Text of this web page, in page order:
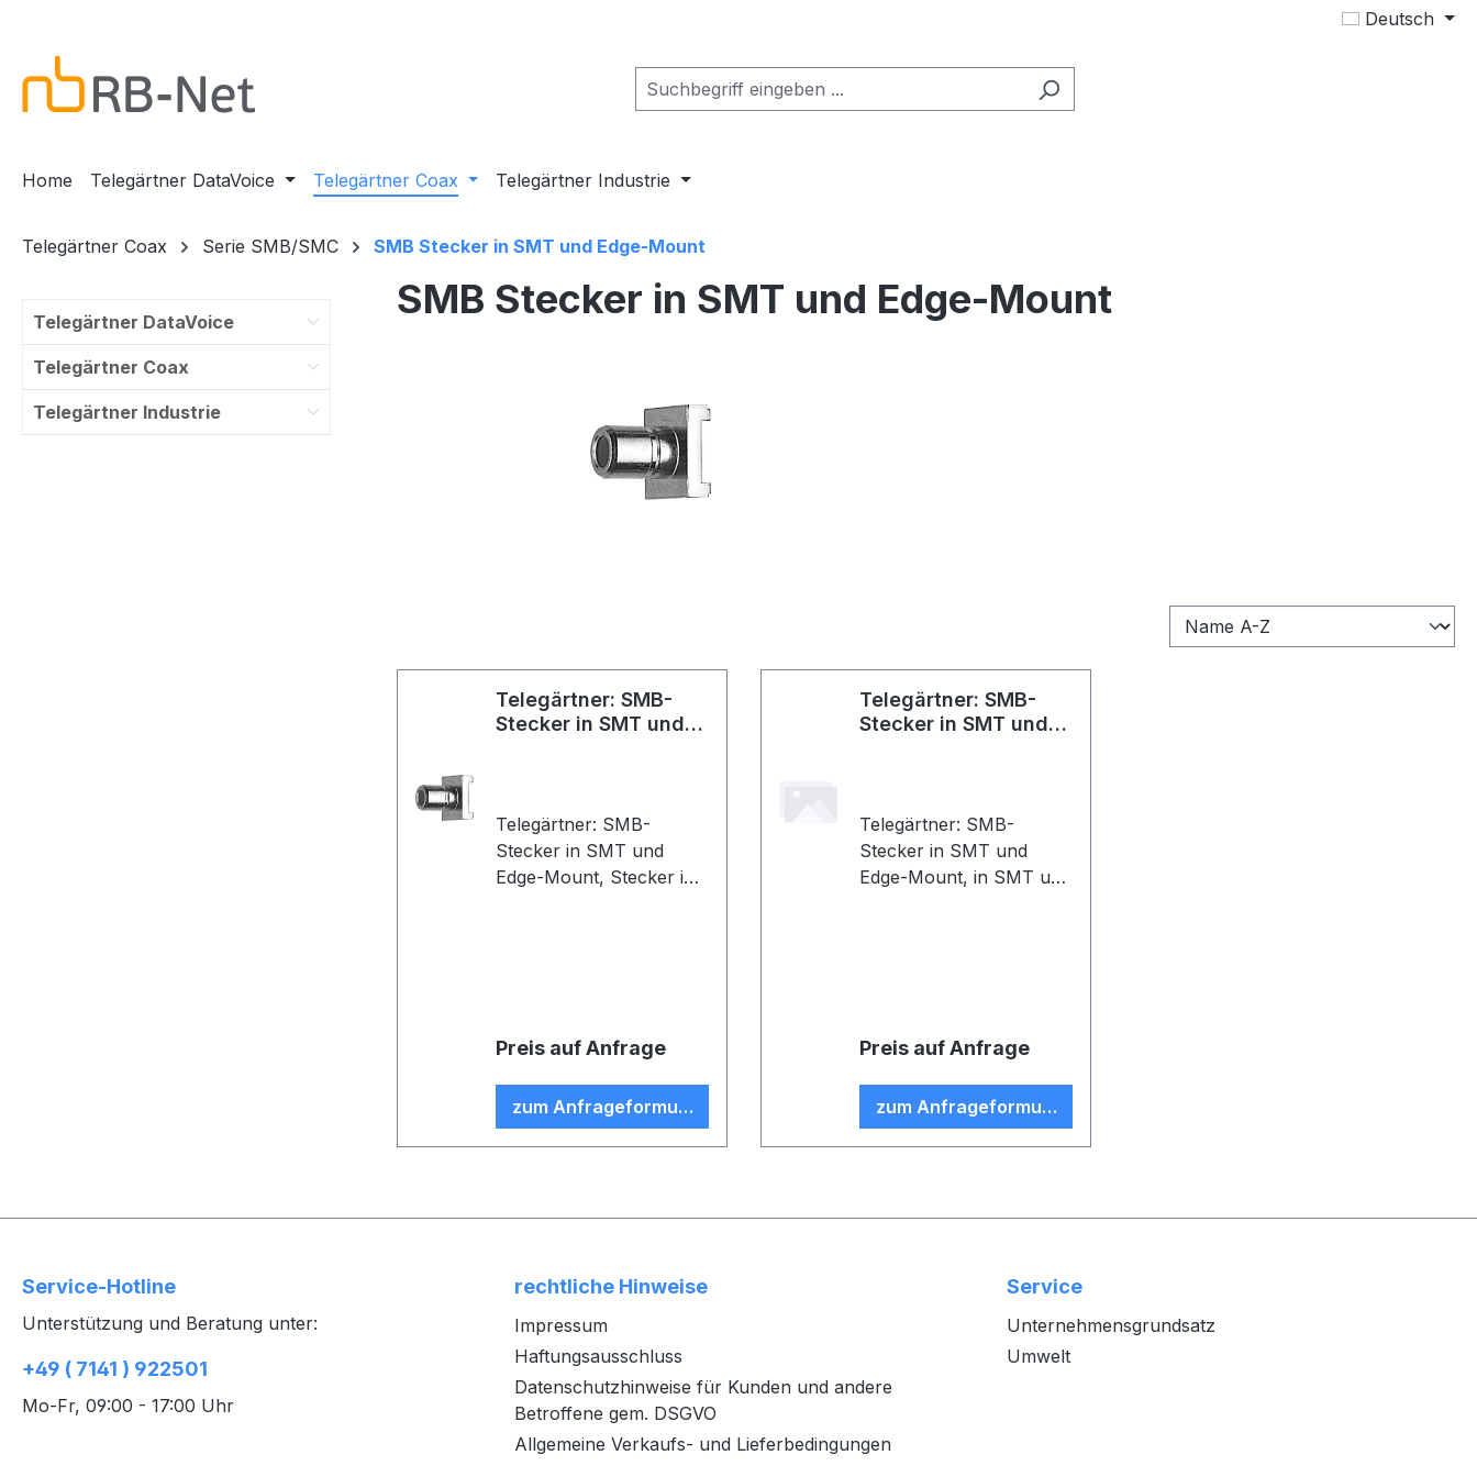
Deutsch
Home Telegärtner DataVoice Telegärtner Coax Telegärtner Industrie
Telegärtner Coax Serie SMB/SMC SMB Stecker in SMT und Edge-Mount
Telegärtner DataVoice
Telegärtner Coax
Telegärtner Industrie
SMB Stecker in SMT und Edge-Mount
Telegärtner: SMB-
Stecker in SMT und
Telegärtner: SMB-
Stecker in SMT und
Edge-Mount, Stecker in
Preis auf Anfrage
zum Anfrageformular
Telegärtner: SMB-
Stecker in SMT und
Telegärtner: SMB-
Stecker in SMT und
Edge-Mount, in SMT und
Preis auf Anfrage
zum Anfrageformular
Service-Hotline
Unterstützung und Beratung unter:
+49 ( 7141 ) 922501
Mo-Fr, 09:00 - 17:00 Uhr
rechtliche Hinweise
Impressum
Haftungsausschluss
Datenschutzhinweise für Kunden und andere
Betroffene gem. DSGVO
Allgemeine Verkaufs- und Lieferbedingungen
Service
Unternehmensgrundsatz
Umwelt